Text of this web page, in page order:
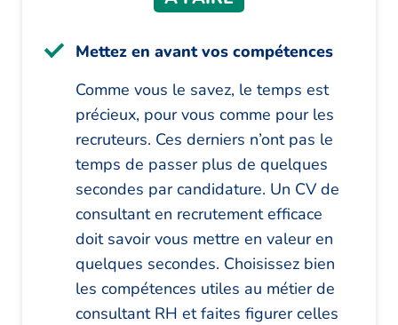
Mettez en avant vos compétences
Comme vous le savez, le temps est
précieux, pour vous comme pour les
recruteurs. Ces derniers n’ont pas le
temps de passer plus de quelques
secondes par candidature. Un CV de
consultant en recrutement efficace
doit savoir vous mettre en valeur en
quelques secondes. Choisissez bien
les compétences utiles au métier de
consultant RH et faites figurer celles